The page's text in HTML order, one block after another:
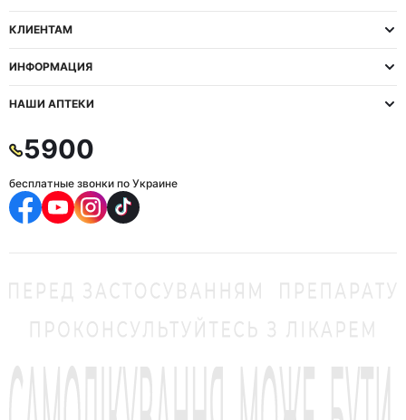
КЛИЕНТАМ
ИНФОРМАЦИЯ
НАШИ АПТЕКИ
5900
бесплатные звонки по Украине